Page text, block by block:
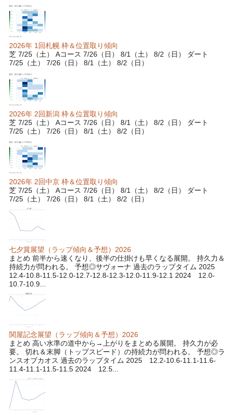
2026年 1回札幌 枠＆位置取り傾向
芝 7/25（土） Aコース 7/26（日） 8/1（土） 8/2（日） ダート
7/25（土） 7/26（日） 8/1（土） 8/2（日）
2026年 2回新潟 枠＆位置取り傾向
芝 7/25（土） Aコース 7/26（日） 8/1（土） 8/2（日） ダート
7/25（土） 7/26（日） 8/1（土） 8/2（日）
2026年 2回中京 枠＆位置取り傾向
芝 7/25（土） Aコース 7/26（日） 8/1（土） 8/2（日） ダート
7/25（土） 7/26（日） 8/1（土） 8/2（日）
七夕賞展望（ラップ傾向＆予想）2026
まとめ 前半から速くなり、後半の仕掛けも早くなる展開。 持久力＆
持続力が問われる。 予想◎サヴォーナ 過去のラップタイム 2025
12.4-10.8-11.5-12.0-12.7-12.8-12.3-12.0-11.9-12.1 2024 12.0-
10.7-10.9...
関屋記念展望（ラップ傾向＆予想）2026
まとめ 高い水準の道中から→上がりをまとめる展開。 持久力が必
要。 切れ＆末脚（トップスピード）の持続力が問われる。 予想◎ラ
ンスオブカオス 過去のラップタイム 2025 12.2-10.6-11.1-11.6-
11.4-11.1-11.5-11.5 2024 12.5...